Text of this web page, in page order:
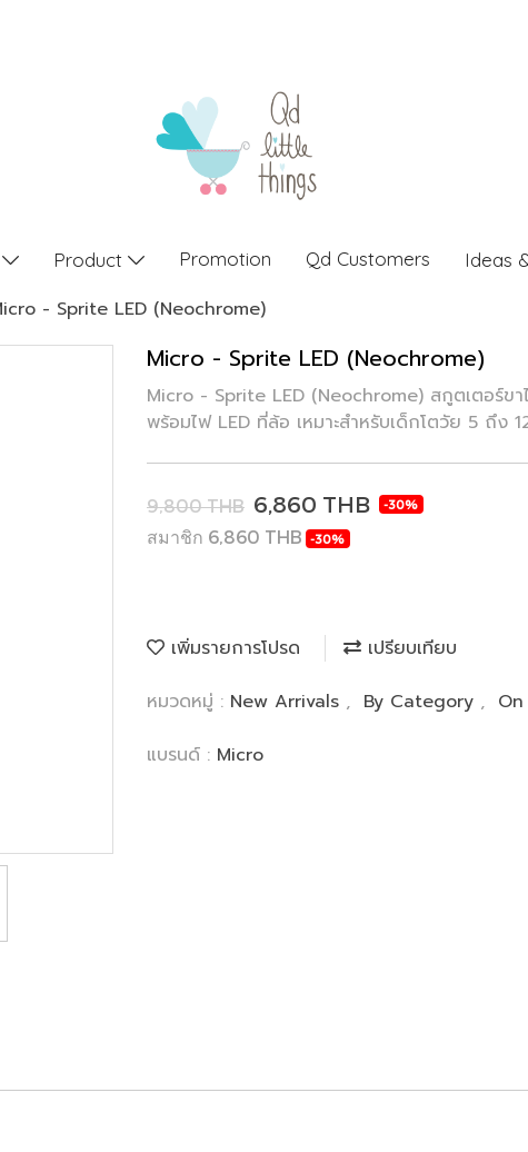
Product Promotion Qd Customers Ideas
- Sprite LED (Neochrome)
Micro - Sprite LED (Neochrome)
Micro - Sprite LED (Neochrome) สกูตเตอร์ข
พร้อมไฟ LED ที่ล้อ เหมาะสำหรับเด็กโตวัย 5 ถึง
9,800 THB 6,860 THB -30%
สมาชิก 6,860 THB -30%
เพิ่มรายการโปรด
เปรียบเทียบ
หมวดหมู่ : New Arrivals , By Category ,
แบรนด์ : Micro